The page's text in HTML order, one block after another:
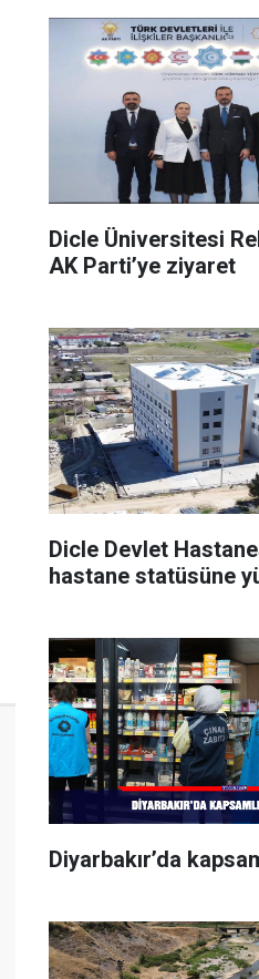
Dicle Üniversitesi
AK Parti’ye ziyaret
Dicle Devlet
hastane statüsüne
Diyarbakır’da